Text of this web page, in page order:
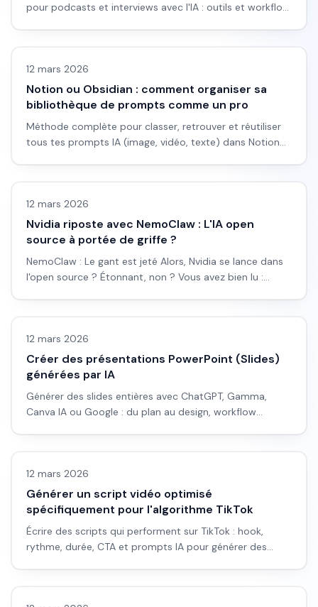
pour podcasts et interviews avec l'IA : outils et workflow
Automatisation
12 mars 2026
Notion ou Obsidian : comment organiser sa
bibliothèque de prompts comme un pro
Méthode complète pour classer, retrouver et réutiliser
tous tes prompts IA (image, vidéo, texte) dans Notion
Actualité
12 mars 2026
Nvidia riposte avec NemoClaw : L'IA open
source à portée de griffe ?
NemoClaw : Le gant est jeté Alors, Nvidia se lance dans
l'open source ? Étonnant, non ? Vous avez bien lu :
LLM & fondamentaux IA
12 mars 2026
Créer des présentations PowerPoint (Slides)
générées par IA
Générer des slides entières avec ChatGPT, Gamma,
Canva IA ou Google : du plan au design, workflow
Vidéo IA
12 mars 2026
Générer un script vidéo optimisé
spécifiquement pour l'algorithme TikTok
Écrire des scripts qui performent sur TikTok : hook,
rythme, durée, CTA et prompts IA pour générer des
Images IA